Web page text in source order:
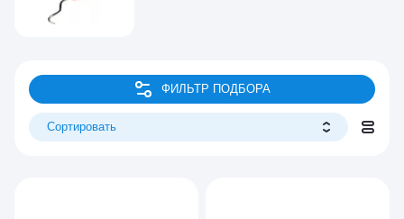
ФИЛЬТР ПОДБОРА
Сортировать